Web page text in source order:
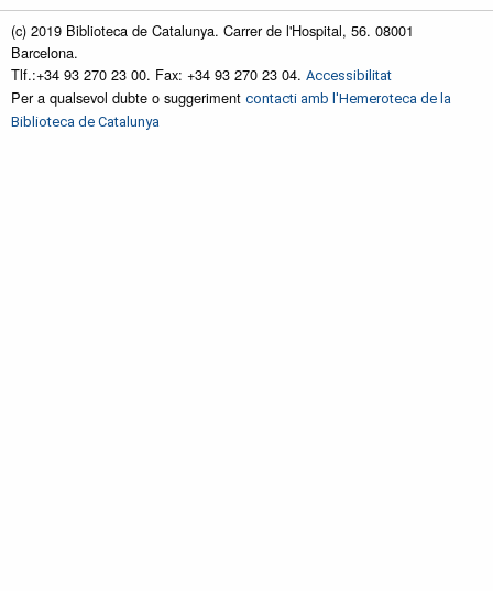
(c) 2019 Biblioteca de Catalunya. Carrer de l'Hospital, 56. 08001
Barcelona.
Tlf.:+34 93 270 23 00. Fax: +34 93 270 23 04. Accessibilitat
Per a qualsevol dubte o suggeriment contacti amb l'Hemeroteca de la
Biblioteca de Catalunya